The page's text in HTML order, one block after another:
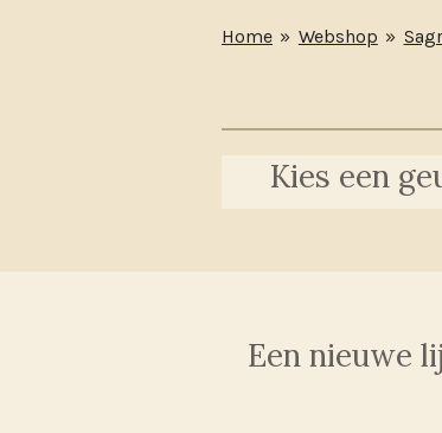
Home » Webshop »
Kies een
Een nieuwe